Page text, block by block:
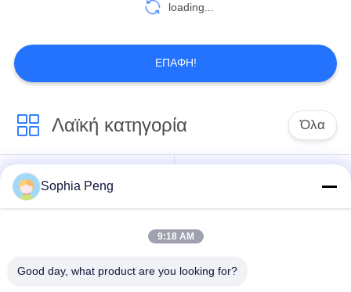
loading...
ΕΠΑΦΉ!
Λαϊκή κατηγορία Όλα
Ηλεκτρική μπαταρία
μοτοσικλετών
αποθήκευσης
αποθήκευσης
Μπαταρία NMC
Sophia Peng
9:18 AM
Good day, what product are you looking for?